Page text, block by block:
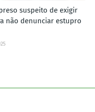
suspeito de exigir
não denunciar estupro